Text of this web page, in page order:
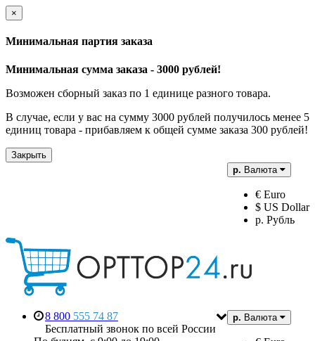
×
Минимальная партия заказа
Минимальная сумма заказа - 3000 рублей!
Возможен сборный заказ по 1 единице разного товара.
В случае, если у вас на сумму 3000 рублей получилось менее 5
единиц товара - прибавляем к общей сумме заказа 300 рублей!
Закрыть
р. Валюта
€ Euro
$ US Dollar
р. Рубль
р. Валюта
8 800 555 74 87
Бесплатный звонок по всей России